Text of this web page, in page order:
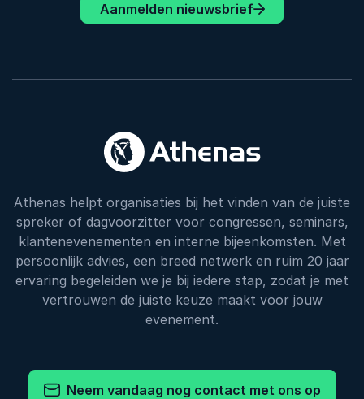
Aanmelden nieuwsbrief
Athenas helpt organisaties bij het vinden van de juiste
spreker of dagvoorzitter voor congressen, seminars,
klantenevenementen en interne bijeenkomsten. Met
persoonlijk advies, een breed netwerk en ruim 20 jaar
ervaring begeleiden we je bij iedere stap, zodat je met
vertrouwen de juiste keuze maakt voor jouw
evenement.
Neem vandaag nog contact met ons op